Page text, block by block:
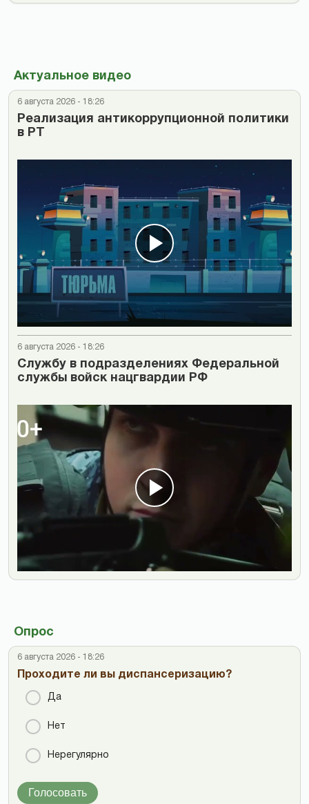
Актуальное видео
6 августа 2026 - 18:26
Реализация антикоррупционной политики
в РТ
6 августа 2026 - 18:26
Cлужбу в подразделениях Федеральной
службы войск нацгвардии РФ
Опрос
6 августа 2026 - 18:26
Проходите ли вы диспансеризацию?
Да
Нет
Нерегулярно
Голосовать